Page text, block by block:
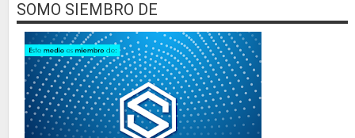
SOMO SIEMBRO DE